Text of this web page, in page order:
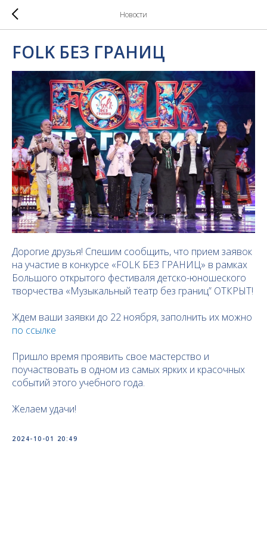
Новости
FOLK БЕЗ ГРАНИЦ
Дорогие друзья! Спешим сообщить, что прием заявок
на участие в конкурсе «FOLK БЕЗ ГРАНИЦ» в рамках
Большого открытого фестиваля детско-юношеского
творчества «Музыкальный театр без границ” ОТКРЫТ!
Ждем ваши заявки до 22 ноября, заполнить их можно
по ссылке
Пришло время проявить свое мастерство и
поучаствовать в одном из самых ярких и красочных
событий этого учебного года.
Желаем удачи!
2024-10-01 20:49